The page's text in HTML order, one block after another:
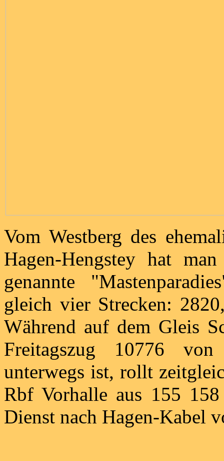
Vom Westberg des
Hagen-Hengstey hat
genannte
gleich vier Strecken:
Während auf dem Gleis
Freitagszug 10776
unterwegs ist, rollt
Rbf Vorhalle aus 155
Dienst nach Hagen-Kabel